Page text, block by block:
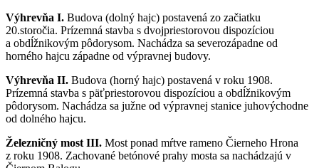
Výhrevňa I. Budova (dolný hajc) postavená zo začiatku
20.storočia. Prízemná stavba s dvojpriestorovou dispozíciou
a obdĺžnikovým pôdorysom. Nachádza sa severozápadne od
horného hajcu západne od výpravnej budovy.
Výhrevňa II. Budova (horný hajc) postavená v roku 1908.
Prízemná stavba s päťpriestorovou dispozíciou a obdĺžnikovým
pôdorysom. Nachádza sa južne od výpravnej stanice juhovýchodne
od dolného hajcu.
Železničný most III. Most ponad mŕtve rameno Čierneho Hrona
z roku 1908. Zachované betónové prahy mosta sa nachádzajú v